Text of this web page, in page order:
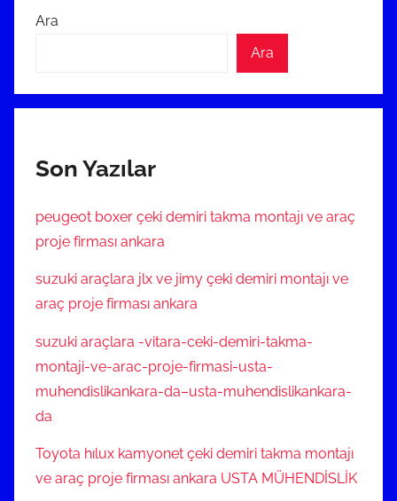
Ara
Ara
Son Yazılar
peugeot boxer çeki demiri takma montajı ve araç
proje firması ankara
suzuki araçlara jlx ve jimy çeki demiri montajı ve
araç proje firması ankara
suzuki araçlara -vitara-ceki-demiri-takma-
montaji-ve-arac-proje-firmasi-usta-
muhendislikankara-da–usta-muhendislikankara-
da
Toyota hılux kamyonet çeki demiri takma montajı
ve araç proje firması ankara USTA MÜHENDİSLİK